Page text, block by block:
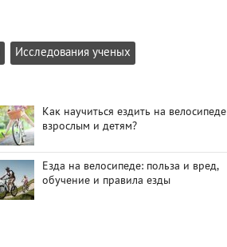
Исследования ученых
Как научиться ездить на велосипеде
взрослым и детям?
Езда на велосипеде: польза и вред,
обучение и правила езды